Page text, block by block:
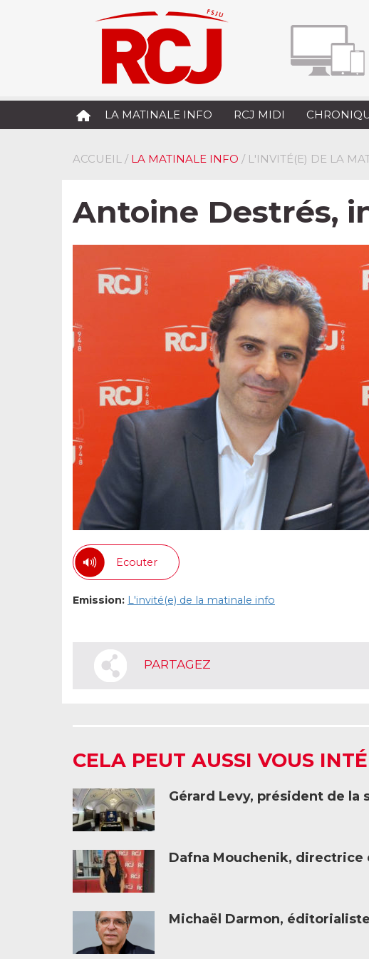
LA MATINALE INFO RCJ MIDI
ACCUEIL / LA MATINALE INFO / L'INVITÉ(E) DE LA
Antoine Destrés,
Ecouter
Emission: L'invité(e) de la matinale info
PARTAGEZ
CELA PEUT AUSSI VOUS
Gérard Levy, président de la
Dafna Mouchenik, directrice
Michaël Darmon,